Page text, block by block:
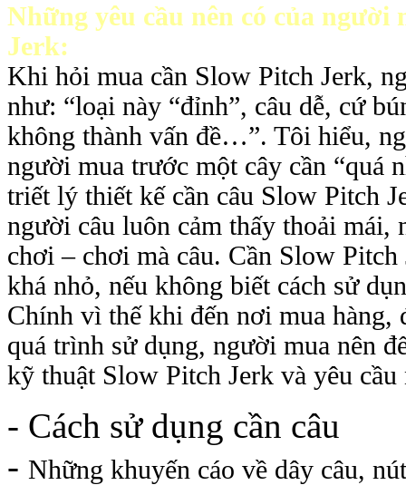
Những yêu cầu nên có của
Jerk:
Khi hỏi mua cần Slow Pitch Jerk,
như: “loại này “đỉnh”, câu dễ, cứ
không thành vấn đề…”. Tôi hiểu,
người mua trước một cây cần “quá
triết lý thiết kế cần câu Slow Pitch
người câu luôn cảm thấy thoải mái,
chơi – chơi mà câu. Cần Slow
khá nhỏ, nếu không biết cách sử
Chính vì thế khi đến nơi mua hàng,
quá trình sử dụng, người mua nên
kỹ thuật Slow Pitch Jerk và yêu
- Cách sử dụng cần câu
- Những khuyến cáo về dây câu,